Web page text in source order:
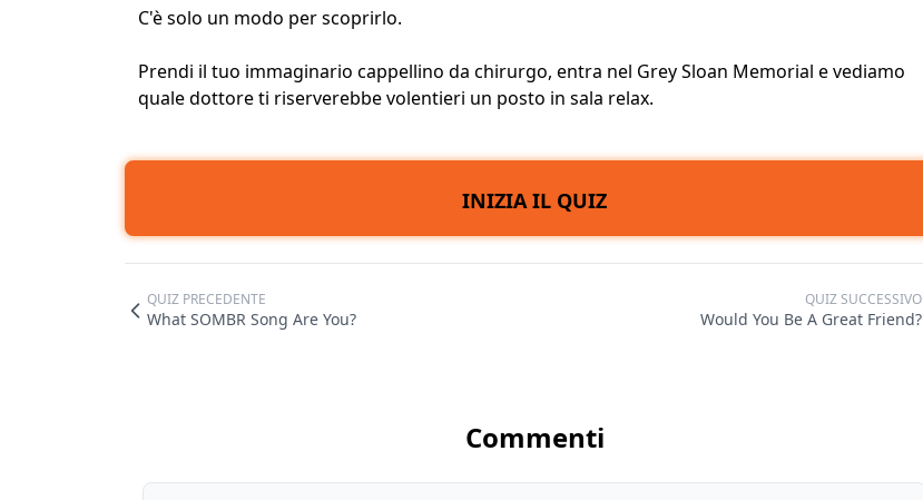
C'è solo un modo per scoprirlo.
Prendi il tuo immaginario cappellino da chirurgo, entra nel Grey Sloan Memorial e vediamo
quale dottore ti riserverebbe volentieri un posto in sala relax.
INIZIA IL QUIZ
QUIZ PRECEDENTE
What SOMBR Song Are You?
QUIZ SUCCESSIVO
Would You Be A Great Friend?
Commenti